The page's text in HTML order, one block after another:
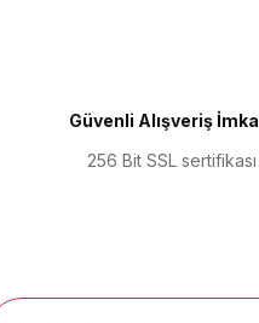
Güvenli Alışveriş
256 Bit SSL sertifikası